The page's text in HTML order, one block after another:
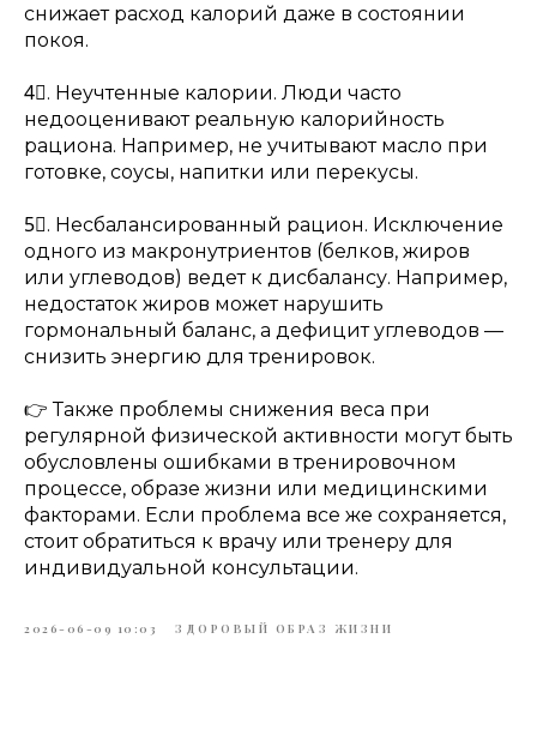
снижает расход калорий даже в состоянии
покоя.
4⃣. Неучтенные калории. Люди часто
недооценивают реальную калорийность
рациона. Например, не учитывают масло при
готовке, соусы, напитки или перекусы.
5⃣. Несбалансированный рацион. Исключение
одного из макронутриентов (белков, жиров
или углеводов) ведет к дисбалансу. Например,
недостаток жиров может нарушить
гормональный баланс, а дефицит углеводов —
снизить энергию для тренировок.
👉 Также проблемы снижения веса при
регулярной физической активности могут быть
обусловлены ошибками в тренировочном
процессе, образе жизни или медицинскими
факторами. Если проблема все же сохраняется,
стоит обратиться к врачу или тренеру для
индивидуальной консультации.
2026-06-09 10:03 ЗДОРОВЫЙ ОБРАЗ ЖИЗНИ